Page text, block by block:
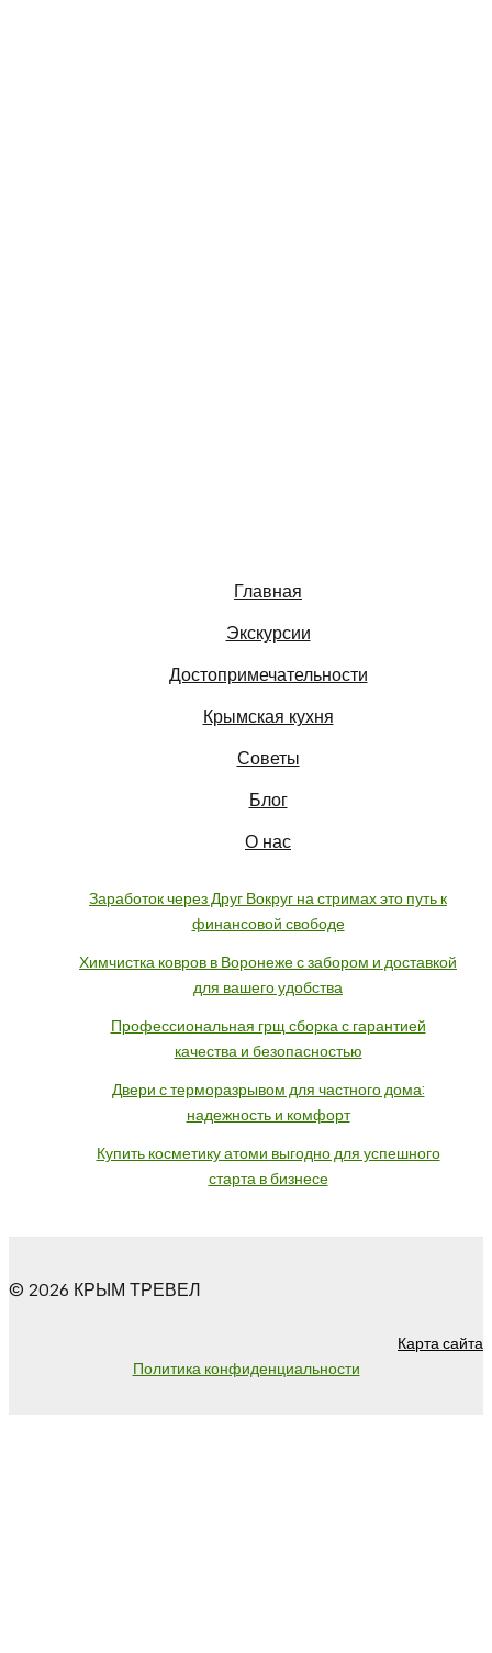
Главная
Экскурсии
Достопримечательности
Крымская кухня
Советы
Блог
О нас
Заработок через Друг Вокруг на стримах это путь к
финансовой свободе
Химчистка ковров в Воронеже с забором и доставкой
для вашего удобства
Профессиональная грщ сборка с гарантией
качества и безопасностью
Двери с терморазрывом для частного дома:
надежность и комфорт
Купить косметику атоми выгодно для успешного
старта в бизнесе
© 2026 КРЫМ ТРЕВЕЛ
Карта сайта
Политика конфиденциальности